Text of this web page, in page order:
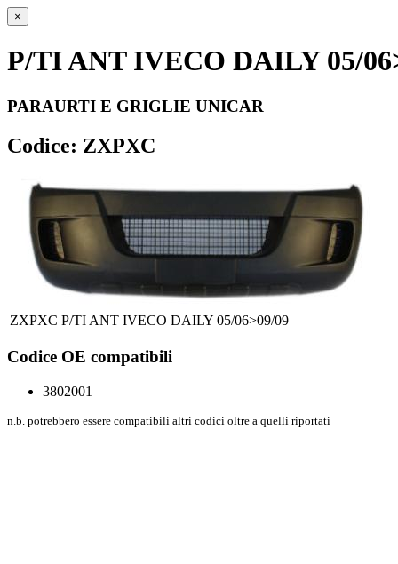
×
P/TI ANT IVECO DAILY 05/
PARAURTI E GRIGLIE UNICAR
Codice: ZXPXC
ZXPXC P/TI ANT IVECO DAILY 05/06>09/09
Codice OE compatibili
3802001
n.b. potrebbero essere compatibili altri codici oltre a quelli riportati